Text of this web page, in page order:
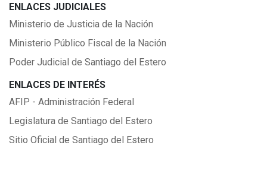
ENLACES JUDICIALES
Ministerio de Justicia de la Nación
Ministerio Público Fiscal de la Nación
Poder Judicial de Santiago del Estero
ENLACES DE INTERÉS
AFIP - Administración Federal
Legislatura de Santiago del Estero
Sitio Oficial de Santiago del Estero